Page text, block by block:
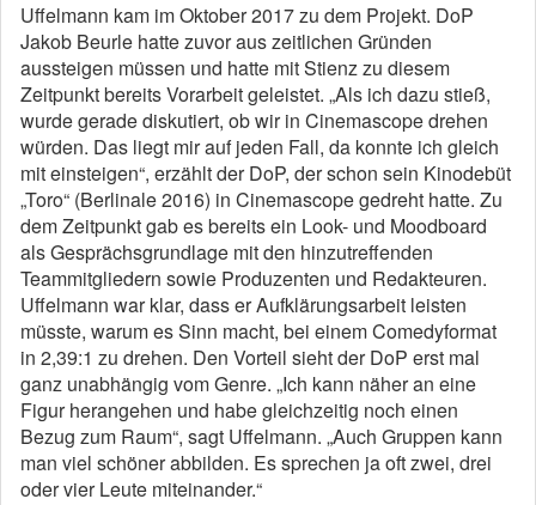
Uffelmann kam im Oktober 2017 zu dem Projekt. DoP
Jakob Beurle hatte zuvor aus zeitlichen Gründen
aussteigen müssen und hatte mit Stienz zu diesem
Zeitpunkt bereits Vorarbeit geleistet. „Als ich dazu stieß,
wurde gerade diskutiert, ob wir in Cinemascope drehen
würden. Das liegt mir auf jeden Fall, da konnte ich gleich
mit einsteigen“, erzählt der DoP, der schon sein Kinodebüt
„Toro“ (Berlinale 2016) in Cinemascope gedreht hatte. Zu
dem Zeitpunkt gab es bereits ein Look- und Moodboard
als Gesprächsgrundlage mit den hinzutreffenden
Teammitgliedern sowie Produzenten und Redakteuren.
Uffelmann war klar, dass er Aufklärungsarbeit leisten
müsste, warum es Sinn macht, bei einem Comedyformat
in 2,39:1 zu drehen. Den Vorteil sieht der DoP erst mal
ganz unabhängig vom Genre. „Ich kann näher an eine
Figur herangehen und habe gleichzeitig noch einen
Bezug zum Raum“, sagt Uffelmann. „Auch Gruppen kann
man viel schöner abbilden. Es sprechen ja oft zwei, drei
oder vier Leute miteinander.“